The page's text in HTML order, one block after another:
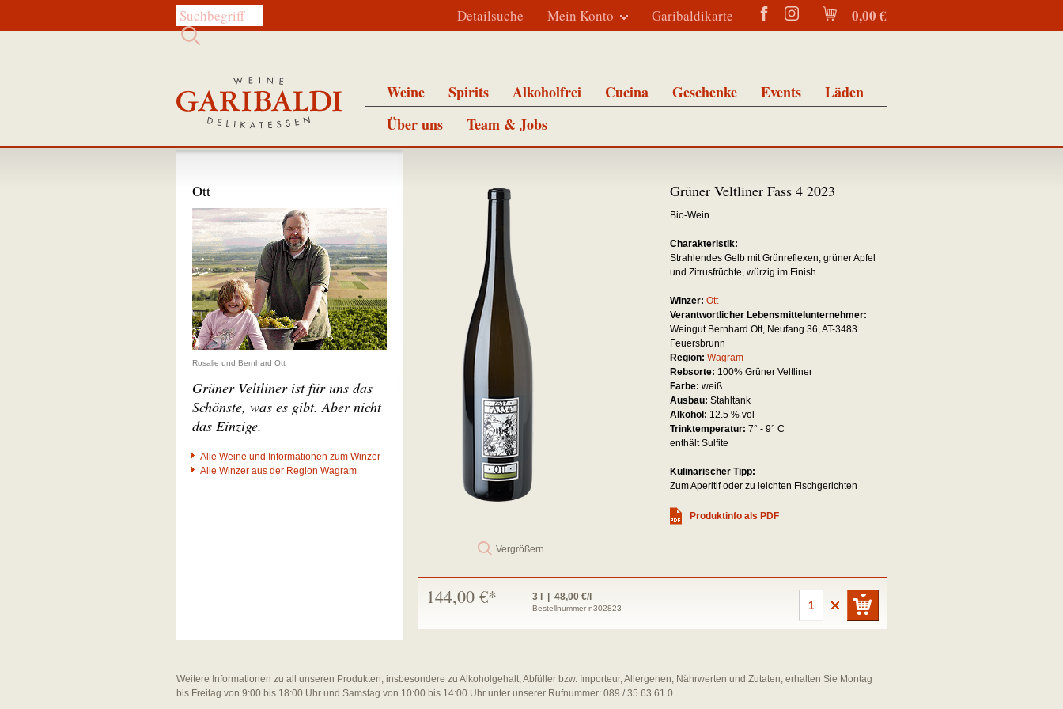
Diese Website durchsuchen: 0,00 €
Garibaldikarte
Mein Konto
Detailsuche
Weine Spirits Alkoholfrei Cucina Geschenke Events
Läden
Über uns
Team & Jobs
Vergrößern
Grüner Veltliner Fass 4 2023
Bio-Wein
Charakteristik:
Strahlendes Gelb mit Grünreflexen, grüner Apfel
und Zitrusfrüchte, würzig im Finish
Winzer: Ott
Verantwortlicher Lebensmittelunternehmer:
Weingut Bernhard Ott, Neufang 36, AT-3483
Feuersbrunn
Region: Wagram
Rebsorte: 100% Grüner Veltliner
Farbe: weiß
Ausbau: Stahltank
Alkohol: 12.5 % vol
Trinktemperatur: 7° - 9° C
enthält Sulfite
Kulinarischer Tipp:
Zum Aperitif oder zu leichten Fischgerichten
Produktinfo als PDF
144,00 €* 3 l | 48,00 €/l
Bestellnummer n302823
Ott
Rosalie und Bernhard Ott
Grüner Veltliner ist für uns das
Schönste, was es gibt. Aber nicht
das Einzige.
Alle Weine und Informationen zum Winzer
Alle Winzer aus der Region Wagram
Weitere Informationen zu all unseren Produkten, insbesondere zu Alkoholgehalt, Abfüller bzw. Importeur, Allergenen, Nährwerten und Zutaten, erhalten Sie Montag
bis Freitag von 9:00 bis 18:00 Uhr und Samstag von 10:00 bis 14:00 Uhr unter unserer Rufnummer: 089 / 35 63 61 0.